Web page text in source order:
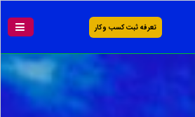
تعرفه ثبت کسب و کار